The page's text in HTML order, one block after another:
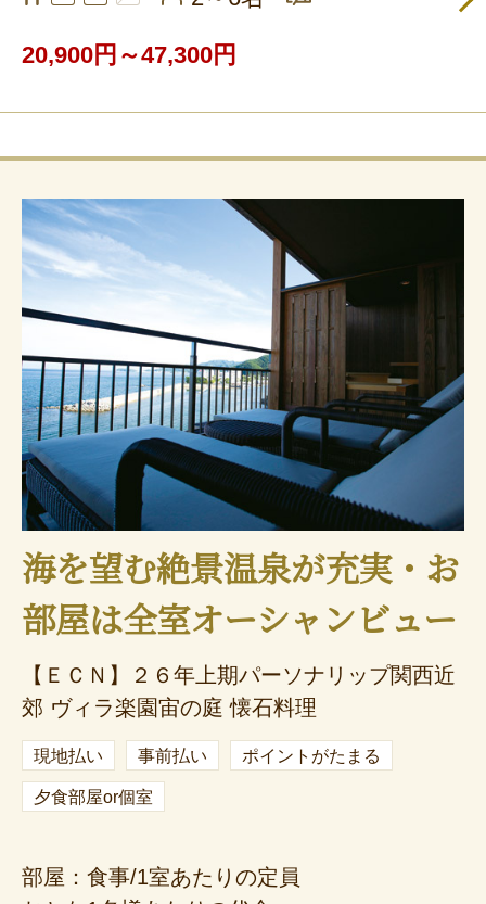
20,900円～47,300円
海を望む絶景温泉が充実・お
部屋は全室オーシャンビュー
【ＥＣＮ】２６年上期パーソナリップ関西近
郊 ヴィラ楽園宙の庭 懐石料理
現地払い 事前払い ポイントがたまる
夕食部屋or個室
部屋：食事/1室あたりの定員